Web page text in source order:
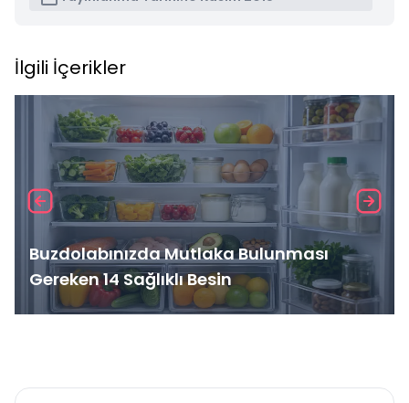
İlgili İçerikler
Buzdolabınızda Mutlaka Bulunması
Gereken 14 Sağlıklı Besin